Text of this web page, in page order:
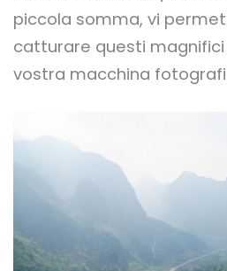
piccola somma, vi
catturare questi
vostra macchina